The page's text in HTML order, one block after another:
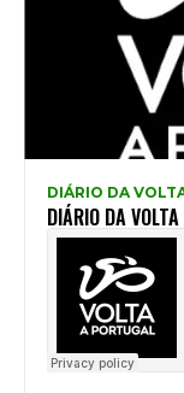
DIÁRIO DA
DIÁRIO DA